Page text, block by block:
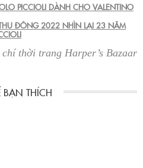
PICCIOLI DÀNH CHO VALENTINO
ĐÔNG 2022 NHÌN LẠI 23 NĂM
chí thời trang Harper’s Bazaar